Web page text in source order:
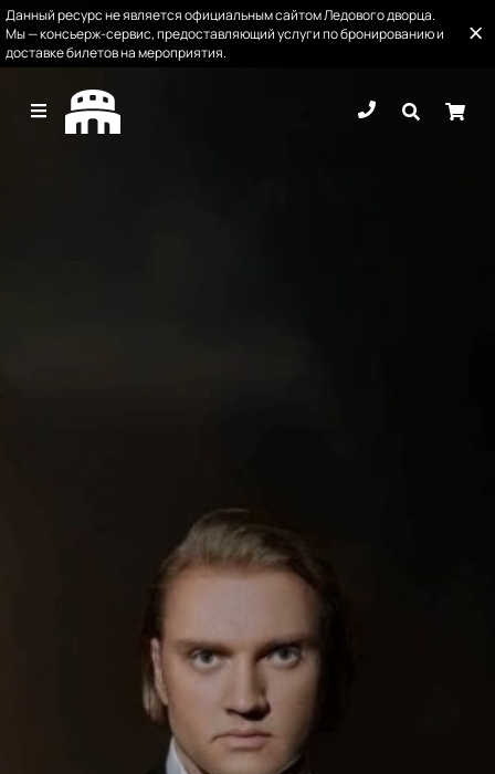
Данный ресурс не является официальным сайтом Ледового дворца.
Мы — консьерж-сервис, предоставляющий услуги по бронированию и
доставке билетов на мероприятия.